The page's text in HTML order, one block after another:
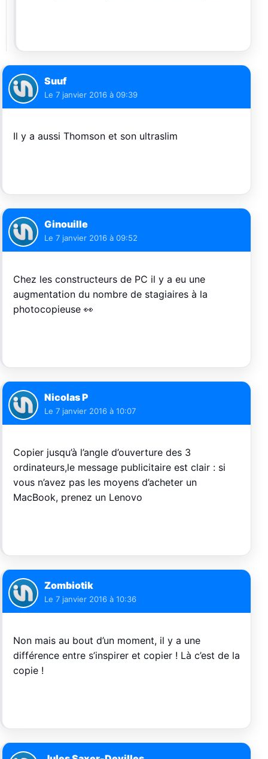
Suuf
Le 7 janvier 2016 à 09:39
Il y a aussi Thomson et son ultraslim
Ginouille
Le 7 janvier 2016 à 09:52
Chez les constructeurs de PC il y a eu une
augmentation du nombre de stagiaires à la
photocopieuse 👀
Nicolas P
Le 7 janvier 2016 à 10:07
Copier jusqu’à l’angle d’ouverture des 3
ordinateurs,le message publicitaire est clair : si
vous n’avez pas les moyens d’acheter un
MacBook, prenez un Lenovo
Zombiotik
Le 7 janvier 2016 à 10:36
Non mais au bout d’un moment, il y a une
différence entre s’inspirer et copier ! Là c’est de la
copie !